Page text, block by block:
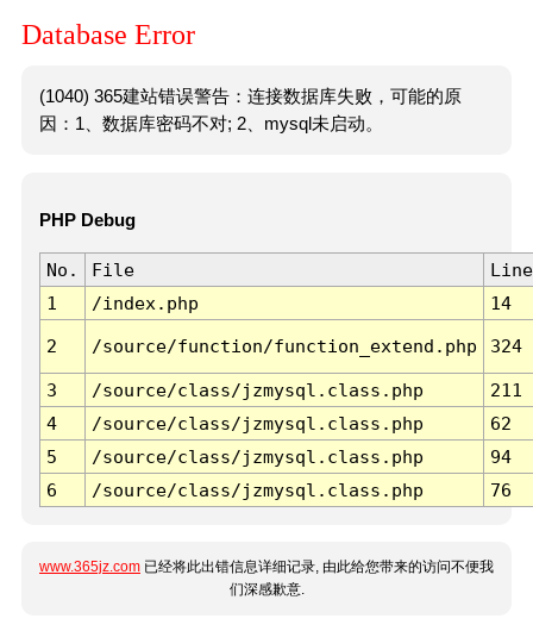
Database Error
(1040) 365建站错误警告：连接数据库失败，可能的原
因：1、数据库密码不对; 2、mysql未启动。
PHP Debug
No. File
Line
1
/index.php 14
2 /source/function/function_extend.php 324
3 /source/class/jzmysql.class.php
211
4
/source/class/jzmysql.class.php
62
5
/source/class/jzmysql.class.php
94
6
/source/class/jzmysql.class.php 76
www.365jz.com 已经将此出错信息详细记录, 由此给您带来的访问不便我
们深感歉意.